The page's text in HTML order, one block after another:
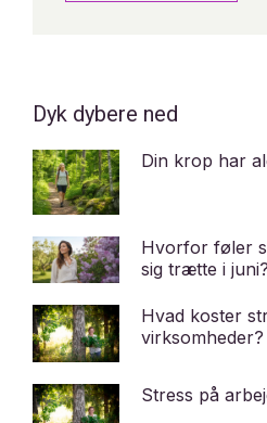
Dyk dybere ned
Din krop har
Hvorfor føler
sig trætte i juni?
Hvad koster
virksomheder?
Stress på